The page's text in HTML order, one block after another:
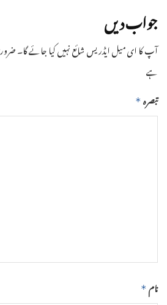
جواب دیں
آپ کا ای میل ایڈریس شائع نہیں کیا جائے گا۔
ہے
تبصرہ *
نام *